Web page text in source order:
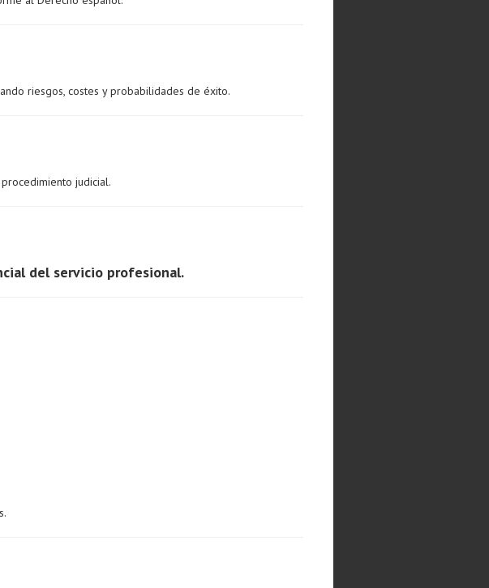
riesgos, costes y probabilidades de éxito.
judicial.
del servicio profesional.